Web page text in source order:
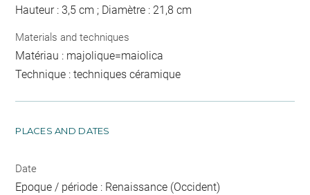
Hauteur : 3,5 cm ; Diamètre : 21,8 cm
Materials and techniques
Matériau : majolique=maiolica
Technique : techniques céramique
PLACES AND DATES
Date
Epoque / période : Renaissance (Occident)